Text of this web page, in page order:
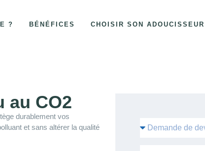
? BÉNÉFICES CHOISIR SON ADOUCISSEUR
au CO2​
durablement vos
et sans altérer la qualité